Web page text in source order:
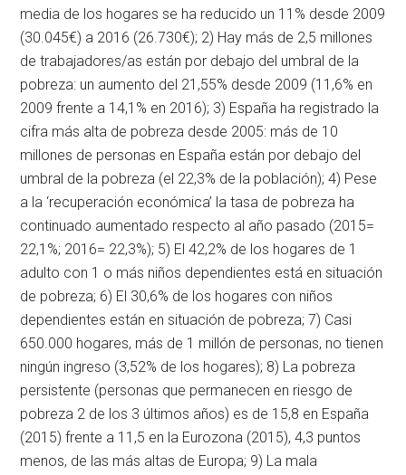
media de los hogares se ha reducido un 11% desde 2009
(30.045€) a 2016 (26.730€); 2) Hay más de 2,5 millones
de trabajadores/as están por debajo del umbral de la
pobreza: un aumento del 21,55% desde 2009 (11,6% en
2009 frente a 14,1% en 2016); 3) España ha registrado la
cifra más alta de pobreza desde 2005: más de 10
millones de personas en España están por debajo del
umbral de la pobreza (el 22,3% de la población); 4) Pese
a la ‘recuperación económica’ la tasa de pobreza ha
continuado aumentado respecto al año pasado (2015=
22,1%; 2016= 22,3%); 5) El 42,2% de los hogares de 1
adulto con 1 o más niños dependientes está en situación
de pobreza; 6) El 30,6% de los hogares con niños
dependientes están en situación de pobreza; 7) Casi
650.000 hogares, más de 1 millón de personas, no tienen
ningún ingreso (3,52% de los hogares); 8) La pobreza
persistente (personas que permanecen en riesgo de
pobreza 2 de los 3 últimos años) es de 15,8 en España
(2015) frente a 11,5 en la Eurozona (2015), 4,3 puntos
menos, de las más altas de Europa; 9) La mala